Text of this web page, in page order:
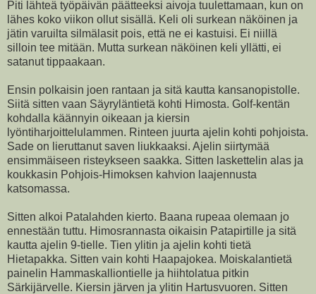
Piti lähteä työpäivän päätteeksi aivoja tuulettamaan, kun on
lähes koko viikon ollut sisällä. Keli oli surkean näköinen ja
jätin varuilta silmälasit pois, että ne ei kastuisi. Ei niillä
silloin tee mitään. Mutta surkean näköinen keli yllätti, ei
satanut tippaakaan.
Ensin polkaisin joen rantaan ja sitä kautta kansanopistolle.
Siitä sitten vaan Säyryläntietä kohti Himosta. Golf-kentän
kohdalla käännyin oikeaan ja kiersin
lyöntiharjoittelulammen. Rinteen juurta ajelin kohti pohjoista.
Sade on lieruttanut saven liukkaaksi. Ajelin siirtymää
ensimmäiseen risteykseen saakka. Sitten laskettelin alas ja
koukkasin Pohjois-Himoksen kahvion laajennusta
katsomassa.
Sitten alkoi Patalahden kierto. Baana rupeaa olemaan jo
ennestään tuttu. Himosrannasta oikaisin Patapirtille ja sitä
kautta ajelin 9-tielle. Tien ylitin ja ajelin kohti tietä
Hietapakka. Sitten vain kohti Haapajokea. Moiskalantietä
painelin Hammaskalliontielle ja hiihtolatua pitkin
Särkijärvelle. Kiersin järven ja ylitin Hartusvuoren. Sitten